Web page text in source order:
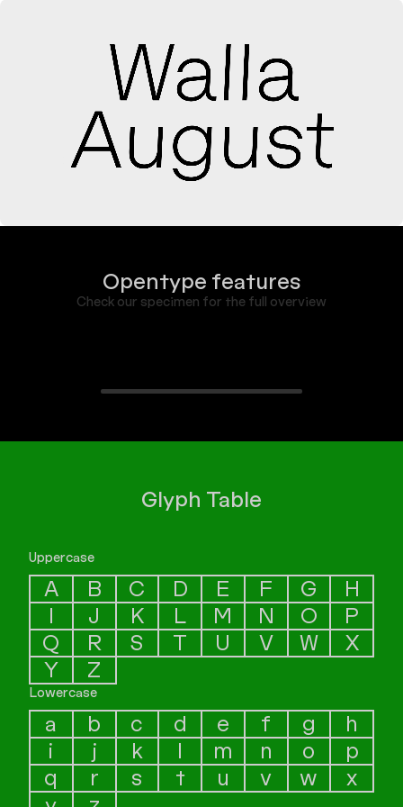
en notions errantes. «Ce qu’est une oeuvre d’art, dit
Heidegger, nous ne pouvons l’apprendre que l’essence de
l’art. Et ce qu’est l’art, il nous faut l’apprendre de
l’oeuvre». Il y a là un cercle. Notre relation à l’art à travers
cette œuvre que voici et notre relation à elle à travers
l’art ne sont pas des moments distincts qu’on puisse
considérer à part sans en abolir la réalité. La réalité à
laquelle nous sommes présents est l’avènement ponctuel
Opentype features
Check our specimen for the full overview
Glyph Table
Uppercase
A B C D E F G
H
I
J K L M N O
P
Q
R S T U V W
X
Y
Z
Lowercase
a b c d e f g
h
i
j k l m n o
p
q
r s t u v w
x